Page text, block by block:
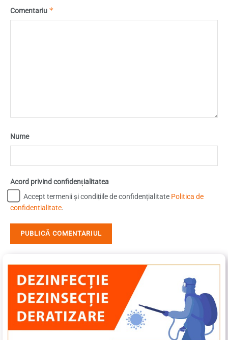
Comentariu *
Nume
Acord privind confidențialitatea
Accept termenii și condițiile de confidențialitate Politica de
confidentialitate.